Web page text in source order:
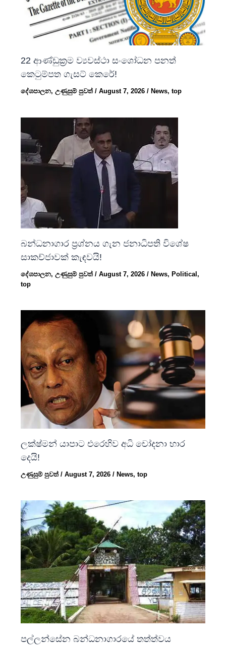
22 ආණ්ඩුක්‍රම ව්‍යවස්ථා සංශෝධන පනත්
කෙටුම්පත ගැසට් කෙරේ!
දේශපාලන,උණුසුම් පුවත්/August 7, 2026/ News,top
බන්ධනාගාර ප්‍රශ්නය ගැන ජනාධිපති විශේෂ
සාකච්ජාවක් කැඳවයි!
දේශපාලන,උණුසුම් පුවත්/August 7, 2026/ News, Political,
top
ලක්ෂ්මන් යාපාට එරෙහිව අධි චෝදනා භාර
දෙයි!
උණුසුම් පුවත්/August 7, 2026/ News,top
පල්ලන්සේන බන්ධනාගාරයේ තත්ත්වය